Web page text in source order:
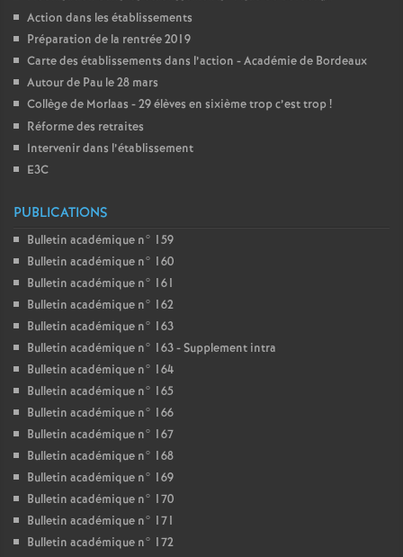
Action dans les établissements
Préparation de la rentrée 2019
Carte des établissements dans l’action - Académie de Bordeaux
Autour de Pau le 28 mars
Collège de Morlaas - 29 élèves en sixième trop c’est trop!
Réforme des retraites
Intervenir dans l’établissement
E3C
PUBLICATIONS
Bulletin académique n° 159
Bulletin académique n° 160
Bulletin académique n° 161
Bulletin académique n° 162
Bulletin académique n° 163
Bulletin académique n° 163 - Supplement intra
Bulletin académique n° 164
Bulletin académique n° 165
Bulletin académique n° 166
Bulletin académique n° 167
Bulletin académique n° 168
Bulletin académique n° 169
Bulletin académique n° 170
Bulletin académique n° 171
Bulletin académique n° 172